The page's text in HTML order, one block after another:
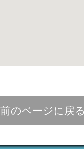
前のページに戻る